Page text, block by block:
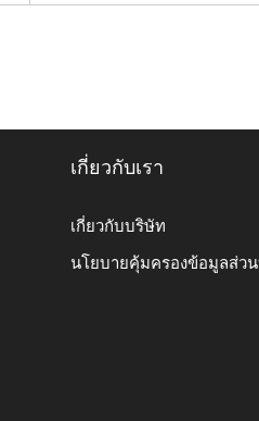
เกี่ยวกับเรา
เกี่ยวกับบริษัท
นโยบายคุ้มครองข้อมูลส่ว